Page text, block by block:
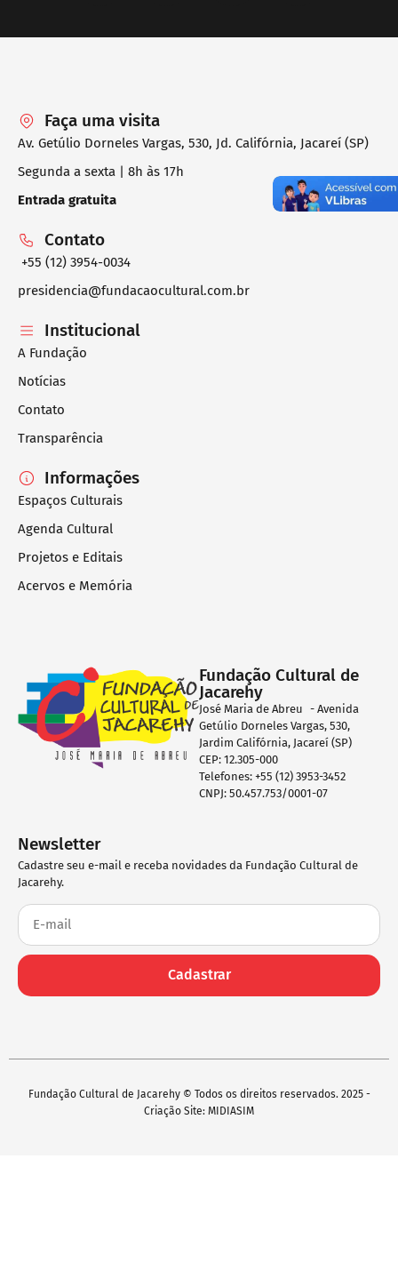
Faça uma visita
Av. Getúlio Dorneles Vargas, 530, Jd. Califórnia, Jacareí (SP)
Segunda a sexta | 8h às 17h
Entrada gratuita
Contato
+55 (12) 3954-0034
presidencia@fundacaocultural.com.br
Institucional
A Fundação
Notícias
Contato
Transparência
Informações
Espaços Culturais
Agenda Cultural
Projetos e Editais
Acervos e Memória
Fundação Cultural de
Jacarehy
José Maria de Abreu - Avenida
Getúlio Dorneles Vargas, 530,
Jardim Califórnia, Jacareí (SP)
CEP: 12.305-000
Telefones: +55 (12) 3953-3452
CNPJ: 50.457.753/0001-07
Newsletter
Cadastre seu e-mail e receba novidades da Fundação Cultural de
Jacarehy.
Cadastrar
Fundação Cultural de Jacarehy © Todos os direitos reservados. 2025 -
Criação Site: MIDIASIM